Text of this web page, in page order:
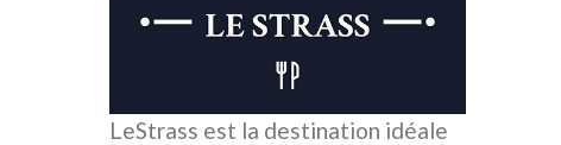
LeStrass est la destination idéale